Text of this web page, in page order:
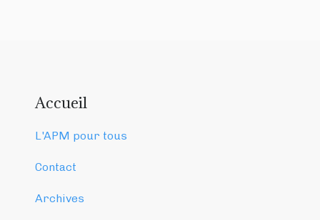
Accueil
L'APM pour tous
Contact
Archives